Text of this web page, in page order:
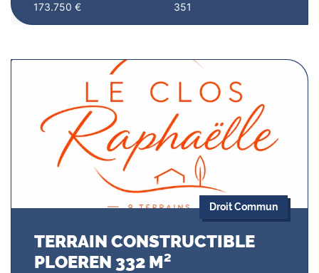
173.750 € 351
Droit Commun
TERRAIN CONSTRUCTIBLE
PLOEREN 332 M²